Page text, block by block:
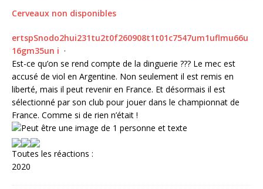
Cerveaux non disponibles
ertspSnodo2hui231tu2t0f260908t1t01c7547um1ufmu66u
16gm35un i ·
Est-ce qu’on se rend compte de la dinguerie ??? Le mec est
accusé de viol en Argentine. Non seulement il est remis en
liberté, mais il peut revenir en France. Et désormais il est
sélectionné par son club pour jouer dans le championnat de
France. Comme si de rien n’était !
Toutes les réactions :
2020